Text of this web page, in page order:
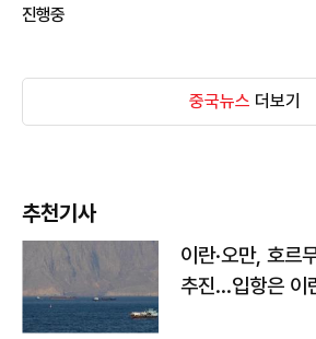
진행중
중국뉴스 더보기
추천기사
이란·오만, 호르
추진…입항은 이